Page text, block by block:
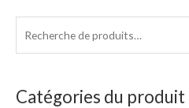
h
Catégories du produit